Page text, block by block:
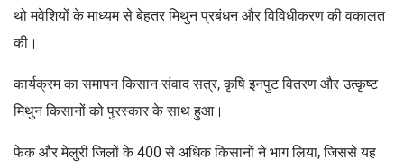
थो मवेशियों के माध्यम से बेहतर मिथुन प्रबंधन और विविधीकरण की वकालत
की।
कार्यक्रम का समापन किसान संवाद सत्र, कृषि इनपुट वितरण और उत्कृष्ट
मिथुन किसानों को पुरस्कार के साथ हुआ।
फेक और मेलुरी जिलों के 400 से अधिक किसानों ने भाग लिया, जिससे यह